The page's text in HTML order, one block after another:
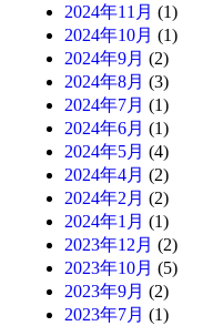
2024年11月 (1)
2024年10月 (1)
2024年9月 (2)
2024年8月 (3)
2024年7月 (1)
2024年6月 (1)
2024年5月 (4)
2024年4月 (2)
2024年2月 (2)
2024年1月 (1)
2023年12月 (2)
2023年10月 (5)
2023年9月 (2)
2023年7月 (1)